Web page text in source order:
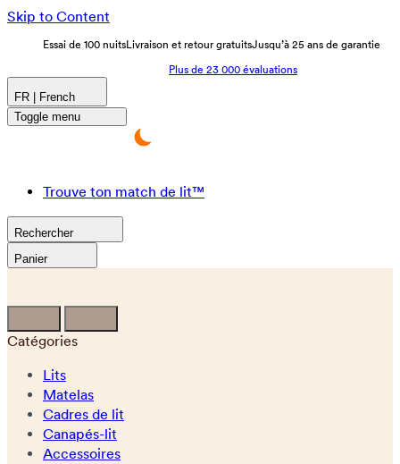
Skip to Content
Essai de 100 nuitsLivraison et retour gratuitsJusqu’à 25 ans de garantie
Plus de 23 000 évaluations
FR | French
Toggle menu
Trouve ton match de lit™
Rechercher
Panier
Catégories
Lits
Matelas
Cadres de lit
Canapés-lit
Accessoires